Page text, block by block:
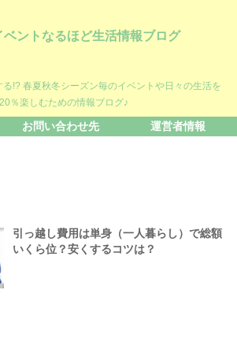
ベントなるほど生活情報ブログ
!? 春夏秋冬シーズン毎のイベントや日々の生活を
％楽しむための情報ブログ♪
お問い合わせ先 運営者情報
引っ越し費用は単身（一人暮らし）で総額
いくら位？安くするコツは？